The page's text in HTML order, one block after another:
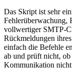
Das Skript ist sehr
Fehlerüberwachung,
vollwertiger SMTP-
Rückmeldungen
einfach die Befehle
ab und prüft nicht,
Kommunikation